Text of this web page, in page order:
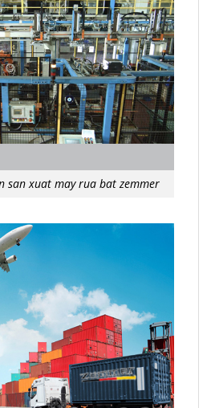
san xuat may rua bat zemmer